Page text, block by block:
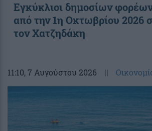
Εγκύκλιοι δημοσίων
από την 1η Οκτωβρίου 2026
τον Χατζηδάκη
11:10, 7 Αυγούστου 2026 ||